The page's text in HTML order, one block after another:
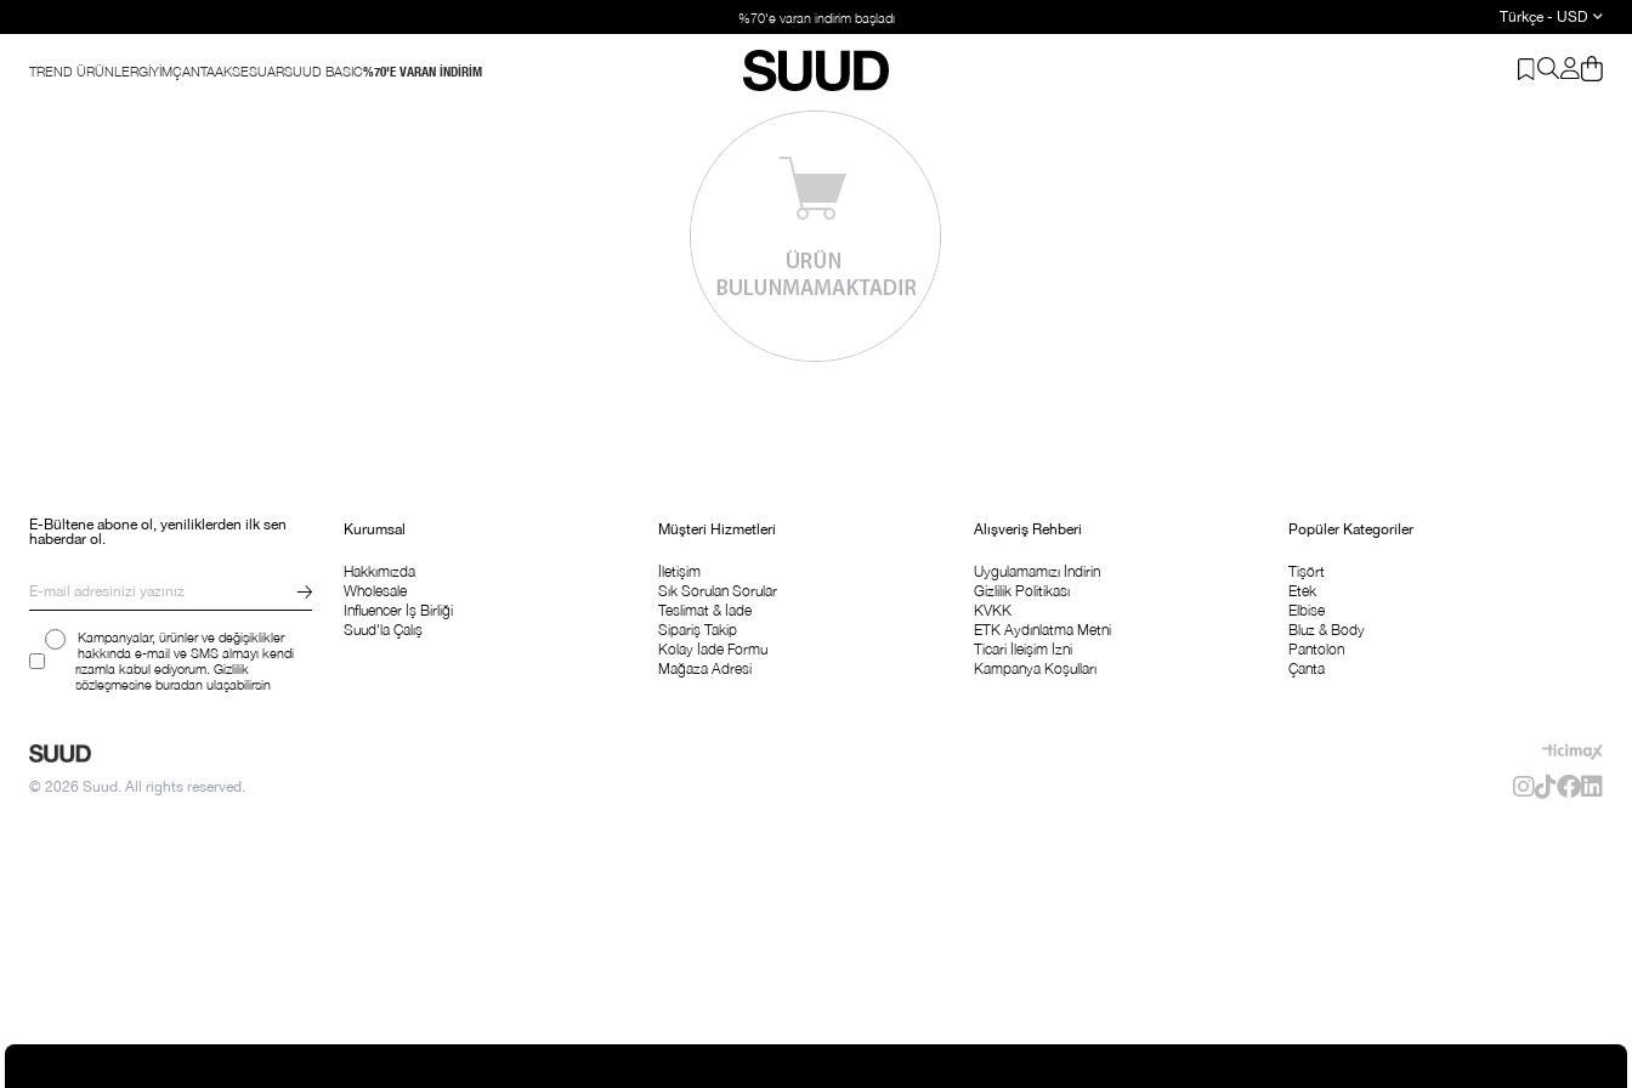
%70'e varan indirim başladı Türkçe - USD
TREND ÜRÜNLERGİYİMÇANTAAKSESUARSUUD BASIC%70'E VARAN İNDİRİM
E-Bültene abone ol, yeniliklerden ilk sen
haberdar ol.
Kampanyalar, ürünler ve değişiklikler
hakkında e-mail ve SMS almayı kendi
rızamla kabul ediyorum. Gizlilik
sözleşmesine buradan ulaşabilirsin
Kurumsal
Hakkımızda
Wholesale
Influencer İş Birliği
Suud'la Çalış
Müşteri Hizmetleri
İletişim
Sık Sorulan Sorular
Teslimat & İade
Sipariş Takip
Kolay İade Formu
Mağaza Adresi
Alışveriş Rehberi
Uygulamamızı İndirin
Gizlilik Politikası
KVKK
ETK Aydınlatma Metni
Ticari İleişim İzni
Kampanya Koşulları
Popüler Kategoriler
Tişört
Etek
Elbise
Bluz & Body
Pantolon
Çanta
© 2026 Suud. All rights reserved.